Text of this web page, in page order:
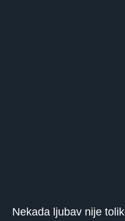
Nekada ljubav nije